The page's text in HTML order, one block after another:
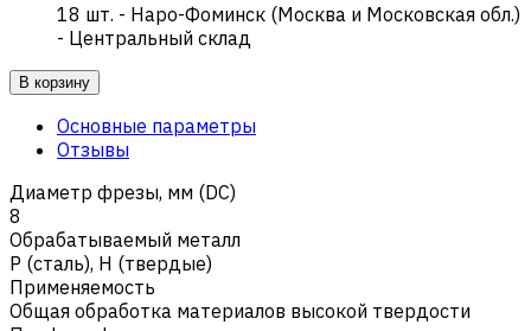
18 шт. - Наро-Фоминск (Москва и Московская обл.)
- Центральный склад
В корзину
Основные параметры
Отзывы
Диаметр фрезы, мм (DC)
8
Обрабатываемый металл
Р (сталь), H (твердые)
Применяемость
Общая обработка материалов высокой твердости